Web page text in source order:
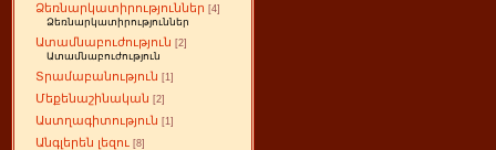
Ձեռնարկատիրություններ [4]
Ձեռնարկատիրություններ
Ատամնաբուժություն [2]
Ատամնաբուժություն
Տրամաբանություն [1]
Մեքենաշինական [2]
Աստղագիտություն [1]
Անգլերեն լեզու [8]